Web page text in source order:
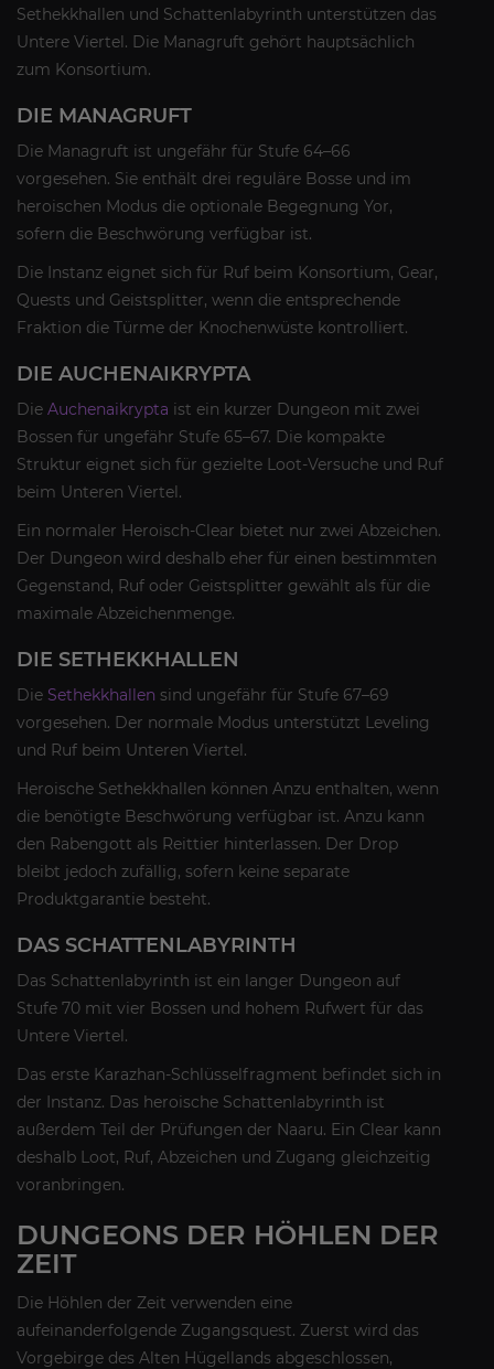
Sethekkhallen und Schattenlabyrinth unterstützen das
Untere Viertel. Die Managruft gehört hauptsächlich
zum Konsortium.
DIE MANAGRUFT
Die Managruft ist ungefähr für Stufe 64–66
vorgesehen. Sie enthält drei reguläre Bosse und im
heroischen Modus die optionale Begegnung Yor,
sofern die Beschwörung verfügbar ist.
Die Instanz eignet sich für Ruf beim Konsortium, Gear,
Quests und Geistsplitter, wenn die entsprechende
Fraktion die Türme der Knochenwüste kontrolliert.
DIE AUCHENAIKRYPTA
Die Auchenaikrypta ist ein kurzer Dungeon mit zwei
Bossen für ungefähr Stufe 65–67. Die kompakte
Struktur eignet sich für gezielte Loot-Versuche und Ruf
beim Unteren Viertel.
Ein normaler Heroisch-Clear bietet nur zwei Abzeichen.
Der Dungeon wird deshalb eher für einen bestimmten
Gegenstand, Ruf oder Geistsplitter gewählt als für die
maximale Abzeichenmenge.
DIE SETHEKKHALLEN
Die Sethekkhallen sind ungefähr für Stufe 67–69
vorgesehen. Der normale Modus unterstützt Leveling
und Ruf beim Unteren Viertel.
Heroische Sethekkhallen können Anzu enthalten, wenn
die benötigte Beschwörung verfügbar ist. Anzu kann
den Rabengott als Reittier hinterlassen. Der Drop
bleibt jedoch zufällig, sofern keine separate
Produktgarantie besteht.
DAS SCHATTENLABYRINTH
Das Schattenlabyrinth ist ein langer Dungeon auf
Stufe 70 mit vier Bossen und hohem Rufwert für das
Untere Viertel.
Das erste Karazhan-Schlüsselfragment befindet sich in
der Instanz. Das heroische Schattenlabyrinth ist
außerdem Teil der Prüfungen der Naaru. Ein Clear kann
deshalb Loot, Ruf, Abzeichen und Zugang gleichzeitig
voranbringen.
DUNGEONS DER HÖHLEN DER
ZEIT
Die Höhlen der Zeit verwenden eine
aufeinanderfolgende Zugangsquest. Zuerst wird das
Vorgebirge des Alten Hügellands abgeschlossen,